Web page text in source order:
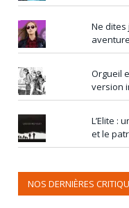
Ne dites
Orgueil
version
L’Elite :
et le
NOS DERNIÈRES